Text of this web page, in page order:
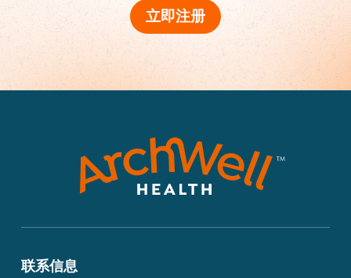
立即注册
联系信息